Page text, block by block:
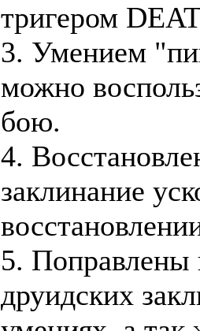
тригером
3. Умением
можно
бою.
4.
заклинание
5. Поправлены
друидских